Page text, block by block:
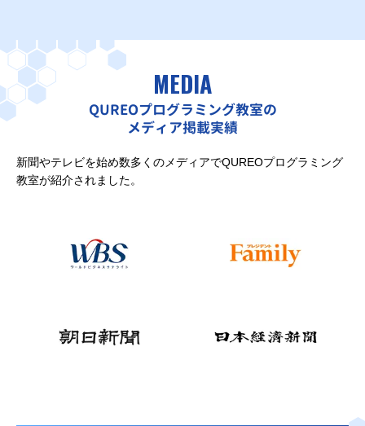
MEDIA
QUREOプログラミング教室の
メディア掲載実績
新聞やテレビを始め数多くのメディアでQUREOプログラミング
教室が紹介されました。